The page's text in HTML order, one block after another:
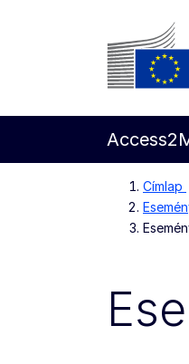
Ugrás a fő
Címlap